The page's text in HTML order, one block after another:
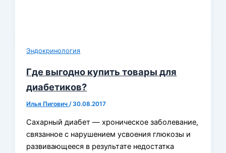
Эндокринология
Где выгодно купить товары для
диабетиков?
Илья Пигович/30.08.2017
Сахарный диабет — хроническое заболевание,
связанное с нарушением усвоения глюкозы и
развивающееся в результате недостатка